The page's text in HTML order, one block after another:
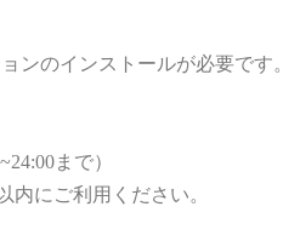
ンのインストールが必要です。
まで）
内にご利用ください。